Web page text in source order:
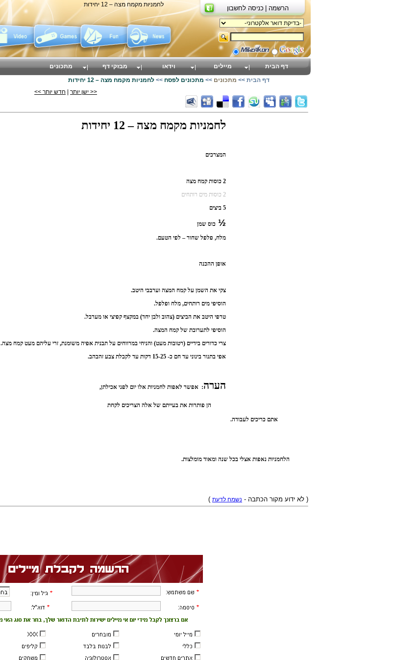
לחמניות מקמח מצה – 12 יחידות
<< ישן יותר חדש יותר >>
לחמניות מקמח מצה – 12 יחידות
המצרכים
2 כוסות קמח מצה
2 כוסות מים רותחים
5 ביצים
½ כוס שמן
מלח, פלפל שחור – לפי הטעם.
אופן ההכנה
צקי את השמן על קמח המצה וערבבי היטב.
הוסיפי מים רותחים, מלח ופלפל.
טרפי היטב את הביצים (צהוב ולבן יחד) במקצף קפיצי או מערבל.
הוסיפי לתערובת של קמח המצה.
צרי כדורים בידיים (רטובות מעט) והניחי במרווחים על תבנית אפיה משומנת, זרי עליהם מעט קמח מצה.
אפי בתנור בינוני עד חם כ- 15-25 דקות עד לקבלת צבע זהבהב.
הערה: אפשר לאפות לחמניות אלו יום לפני אכילתן,
הן פותרות את בעייתם של אלה הצריכים לקחת
אתם כריכים לעבודה.
הלחמניות נאפות אצלי בכל שנה ומאוד מומלצות.
( לא ידוע מקור הכתבה - נשמח לדעת )
דף הבית מיילים וידאו מבזקי דף מתכונים
דף הבית >> מתכונים >> מתכונים לפסח >> לחמניות מקמח מצה – 12 יחידות
הרשמה | כניסה לחשבון